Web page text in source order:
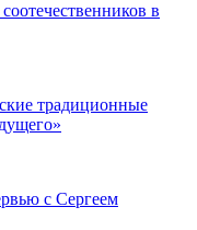
в
традиционные
с Сергеем